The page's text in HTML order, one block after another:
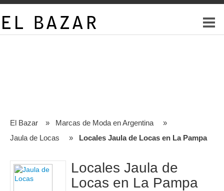
El Bazar » Marcas de Moda en Argentina
»
Jaula de Locas
» Locales Jaula de Locas en La Pampa
Locales Jaula de
Locas en La Pampa